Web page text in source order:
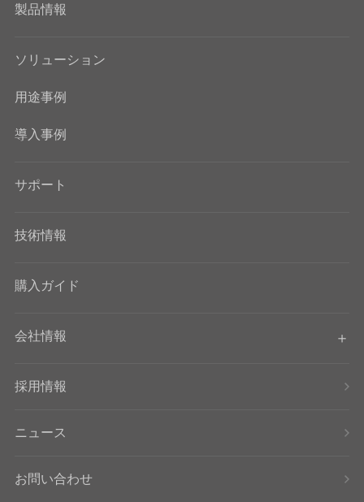
製品情報
ソリューション
用途事例
導入事例
サポート
技術情報
購入ガイド
会社情報
採用情報
ニュース
お問い合わせ